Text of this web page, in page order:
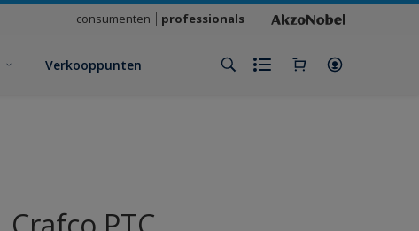
consumenten professionals
Verkooppunten